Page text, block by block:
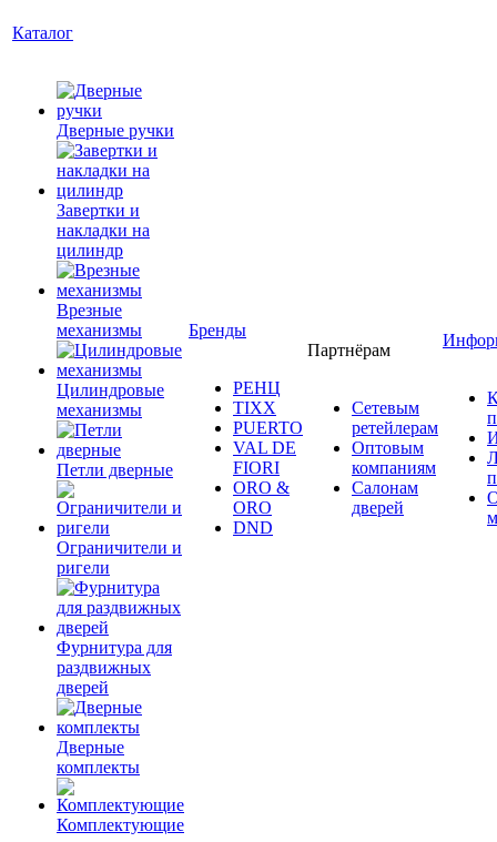
Каталог
Дверные ручки
Завертки и
накладки на
цилиндр
Врезные
механизмы
Цилиндровые
механизмы
Петли дверные
Ограничители и
ригели
Фурнитура для
раздвижных
дверей
Дверные
комплекты
Комплектующие
Бренды
РЕНЦ
TIXX
PUERTO
VAL DE
FIORI
ORO &
ORO
DND
Партнёрам
Сетевым
ретейлерам
Оптовым
компаниям
Салонам
дверей